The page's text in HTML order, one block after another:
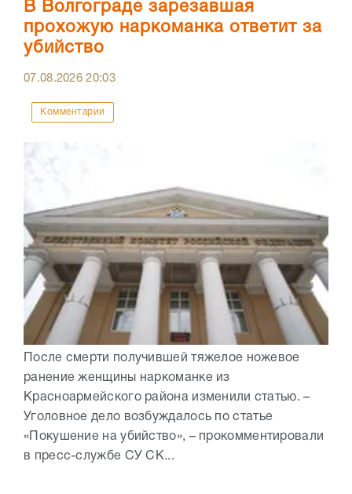
В Волгограде зарезавшая
прохожую наркоманка ответит за
убийство
07.08.202620:03
Комментарии
После смерти получившей тяжелое ножевое
ранение женщины наркоманке из
Красноармейского района изменили статью. –
Уголовное дело возбуждалось по статье
«Покушение на убийство», – прокомментировали
в пресс-службе СУ СК...